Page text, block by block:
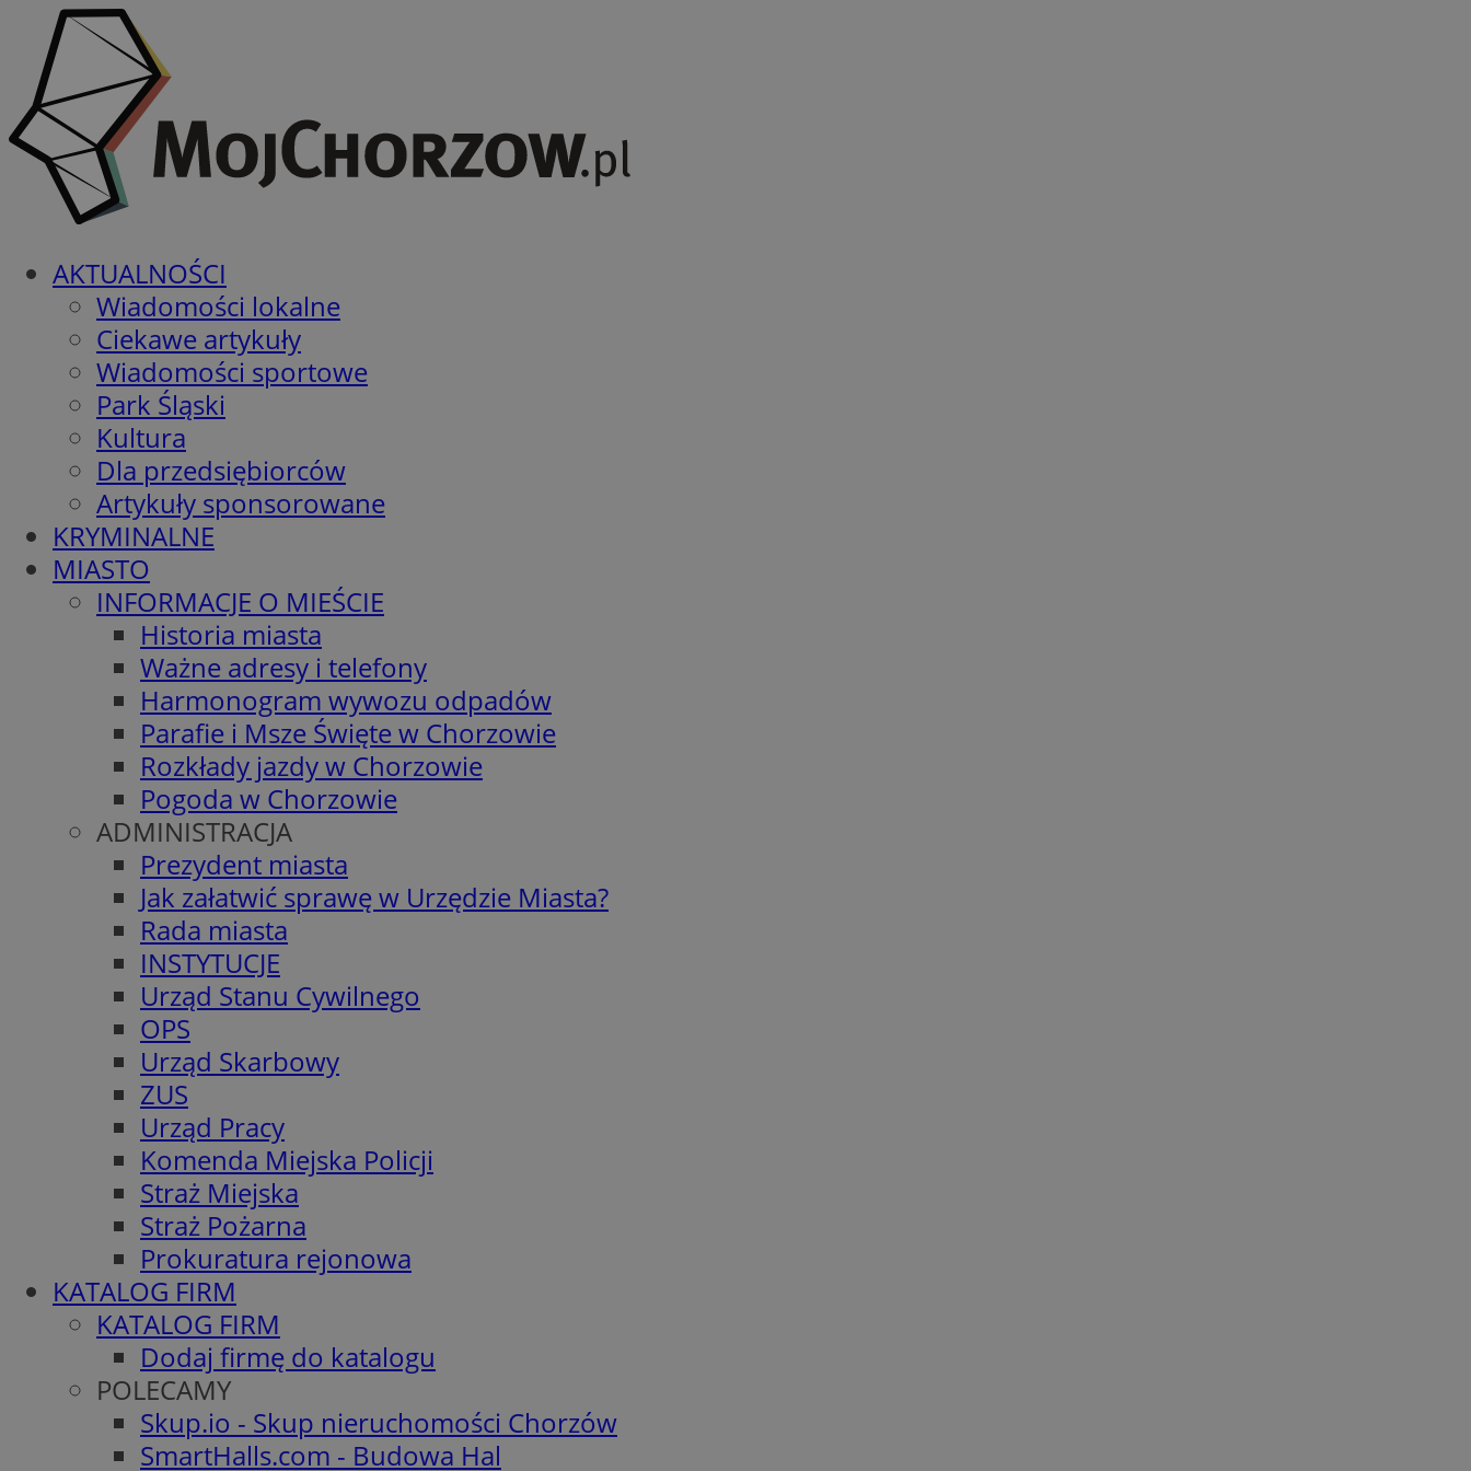
AKTUALNOŚCI
Wiadomości lokalne
Ciekawe artykuły
Wiadomości sportowe
Park Śląski
Kultura
Dla przedsiębiorców
Artykuły sponsorowane
KRYMINALNE
MIASTO
INFORMACJE O MIEŚCIE
Historia miasta
Ważne adresy i telefony
Harmonogram wywozu odpadów
Parafie i Msze Święte w Chorzowie
Rozkłady jazdy w Chorzowie
Pogoda w Chorzowie
ADMINISTRACJA
Prezydent miasta
Jak załatwić sprawę w Urzędzie Miasta?
Rada miasta
INSTYTUCJE
Urząd Stanu Cywilnego
OPS
Urząd Skarbowy
ZUS
Urząd Pracy
Komenda Miejska Policji
Straż Miejska
Straż Pożarna
Prokuratura rejonowa
KATALOG FIRM
KATALOG FIRM
Dodaj firmę do katalogu
POLECAMY
Skup.io - Skup nieruchomości Chorzów
SmartHalls.com - Budowa Hal